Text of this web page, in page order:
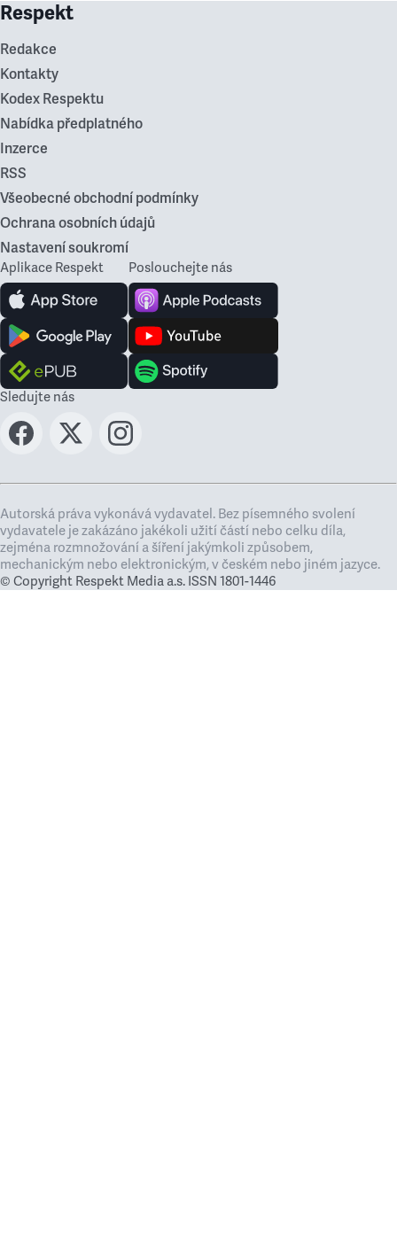
Respekt
Redakce
Kontakty
Kodex Respektu
Nabídka předplatného
Inzerce
RSS
Všeobecné obchodní podmínky
Ochrana osobních údajů
Nastavení soukromí
Aplikace Respekt Poslouchejte nás
Sledujte nás
Autorská práva vykonává vydavatel. Bez písemného svolení
vydavatele je zakázáno jakékoli užití částí nebo celku díla,
zejména rozmnožování a šíření jakýmkoli způsobem,
mechanickým nebo elektronickým, v českém nebo jiném jazyce.
© Copyright Respekt Media a.s. ISSN 1801-1446